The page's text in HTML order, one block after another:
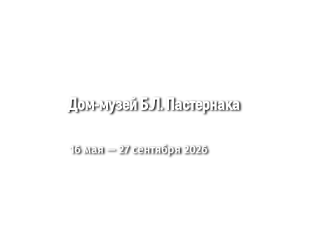
Дом-музей Б.Л. Пастернака
16 мая — 27 сентября 2026